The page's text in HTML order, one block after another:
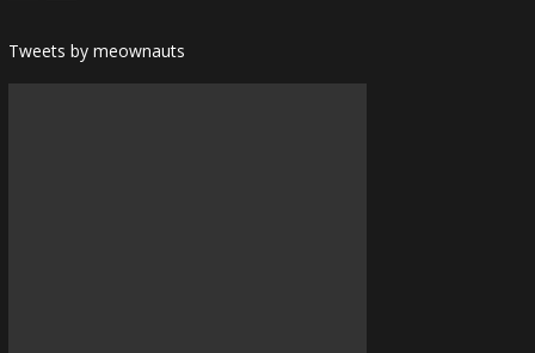
Tweets by meownauts